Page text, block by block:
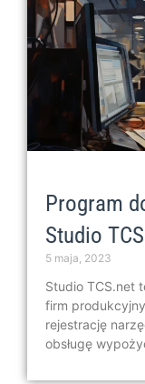
Program
Studio
5 maja, 2023
Studio TCS.net
firm
rejestrację
obsługę